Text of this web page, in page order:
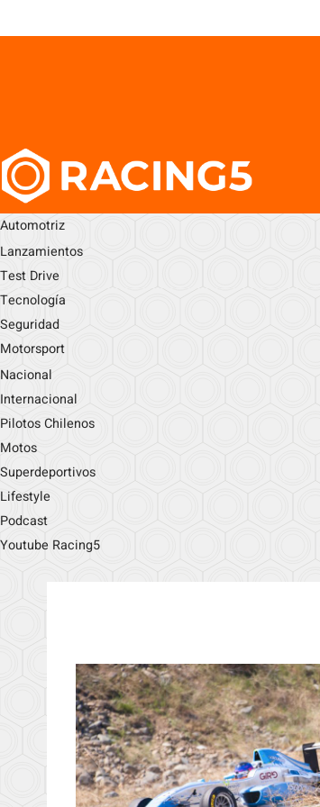
Automotriz
Lanzamientos
Test Drive
Tecnología
Seguridad
Motorsport
Nacional
Internacional
Pilotos Chilenos
Motos
Superdeportivos
Lifestyle
Podcast
Youtube Racing5